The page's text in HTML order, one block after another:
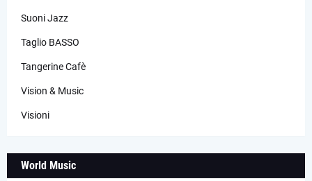
Suoni Jazz
Taglio BASSO
Tangerine Cafè
Vision & Music
Visioni
World Music